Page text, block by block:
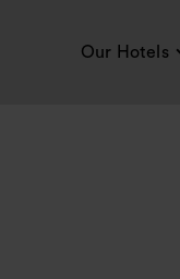
Our Hotels